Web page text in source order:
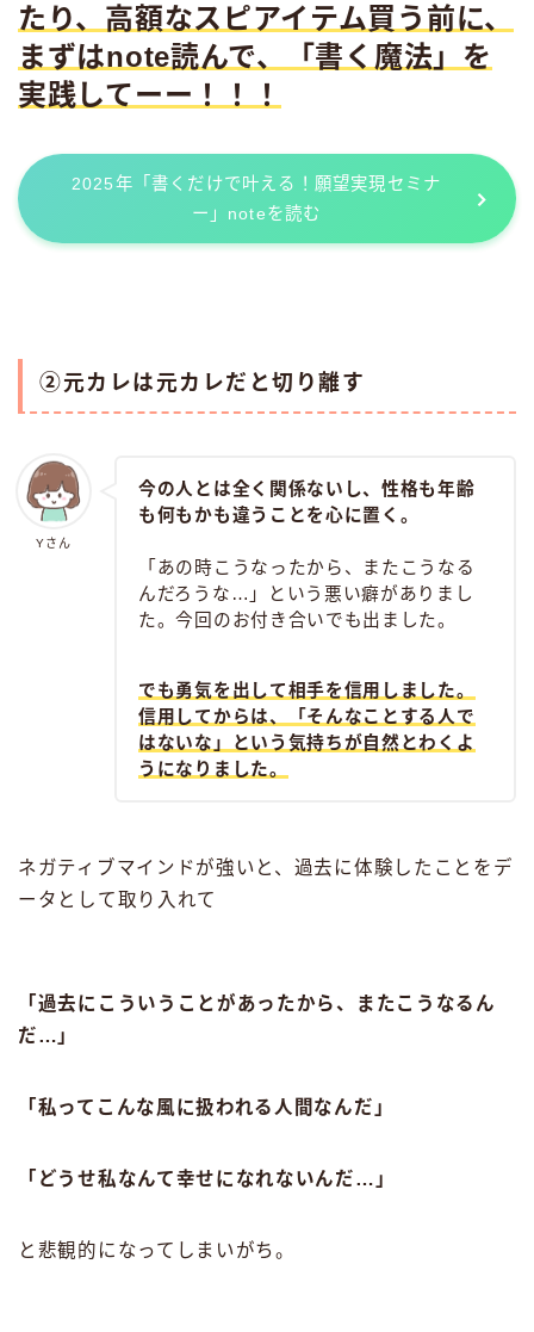
たり、高額なスピアイテム買う前に、
まずはnote読んで、「書く魔法」を
実践してーー！！！
2025年「書くだけで叶える！願望実現セミナ
ー」noteを読む
②元カレは元カレだと切り離す
Yさん
今の人とは全く関係ないし、性格も年齢
も何もかも違うことを心に置く。
「あの時こうなったから、またこうなる
んだろうな…」という悪い癖がありまし
た。今回のお付き合いでも出ました。
でも勇気を出して相手を信用しました。
信用してからは、「そんなことする人で
はないな」という気持ちが自然とわくよ
うになりました。
ネガティブマインドが強いと、過去に体験したことをデ
ータとして取り入れて
「過去にこういうことがあったから、またこうなるん
だ…」
「私ってこんな風に扱われる人間なんだ」
「どうせ私なんて幸せになれないんだ…」
と悲観的になってしまいがち。